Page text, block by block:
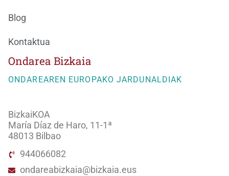
Ondarea Bizkaia
ONDAREAREN EUROPAKO JARDUNALDIAK
BizkaiKOA
María Díaz de Haro, 11-1ª
48013 Bilbao
944066082
ondareabizkaia@bizkaia.eus
Blog
Kontaktua